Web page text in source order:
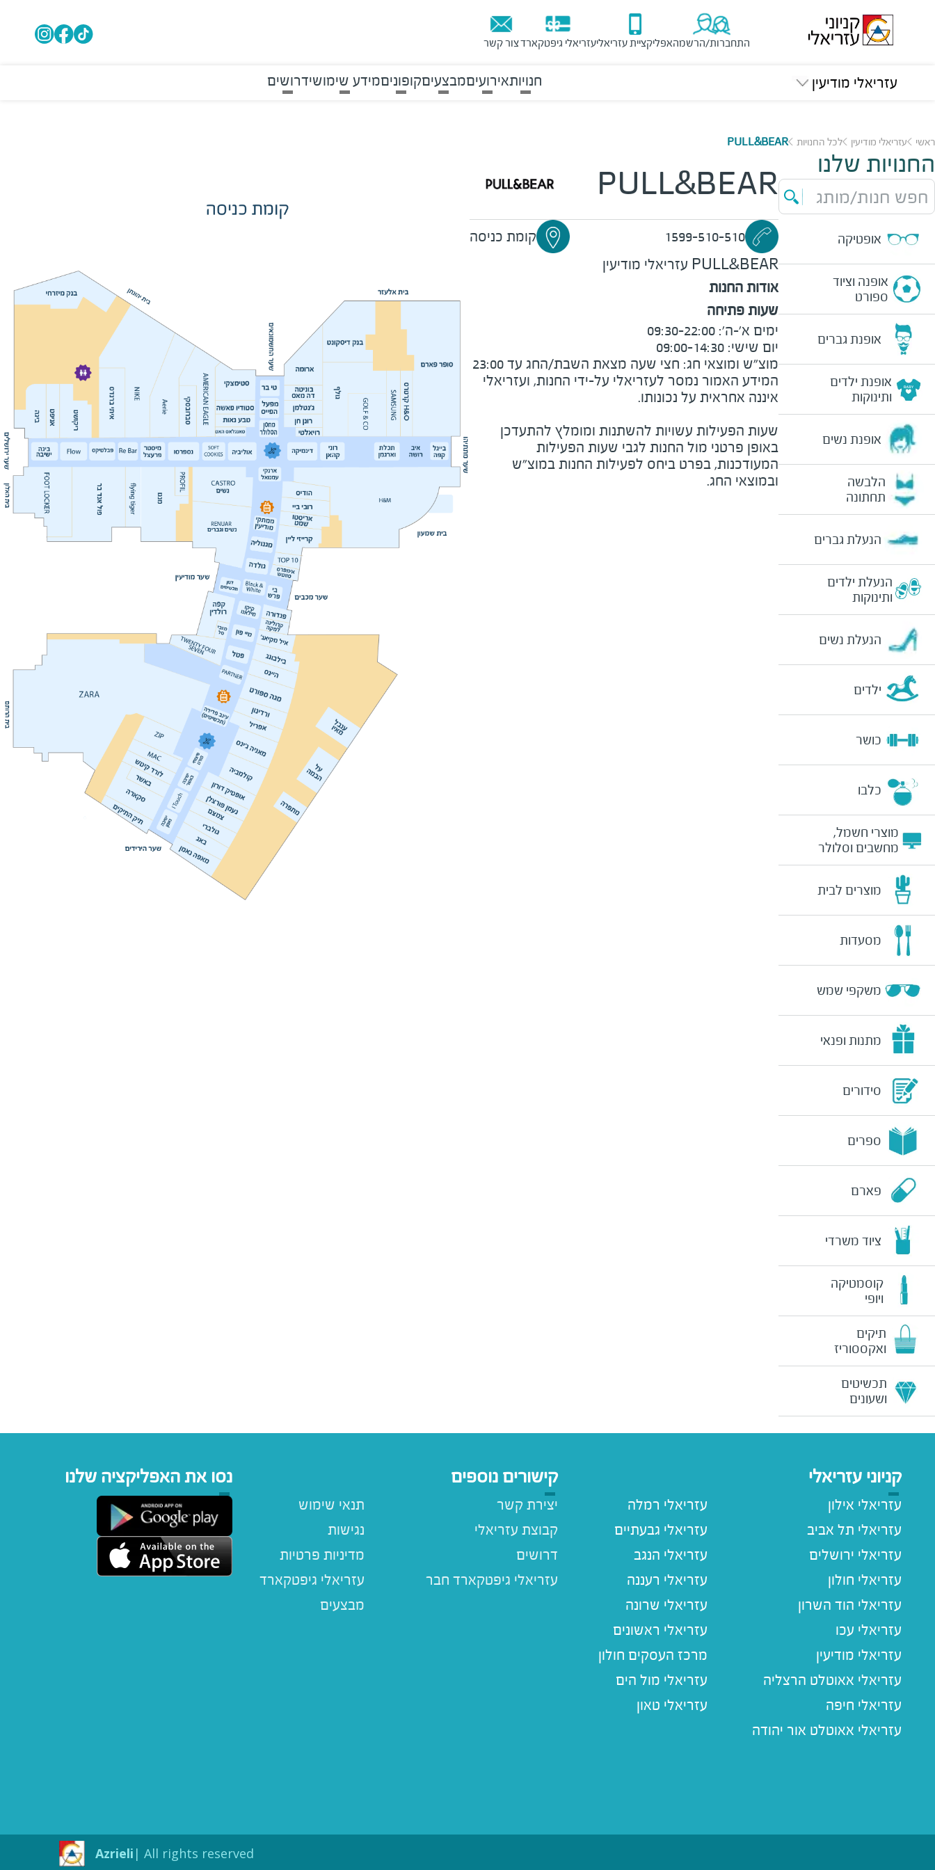
התחברות/הרשמהאפליקציית עזריאליעזריאלי גיפטקארדצור קשר
עזריאלי מודיעין חנויותאירועיםמבצעיםקופוניםמידע שימושידרושים
ראשי עזריאלי מודיעין לכל החנויות PULL&BEAR
החנויות שלנו
חפש חנות/מותג
אופטיקה
אופנה וציוד
ספורט
אופנת גברים
אופנת ילדים
ותינוקות
אופנת נשים
הלבשה
תחתונה
הנעלת גברים
הנעלת ילדים
ותינוקות
הנעלת נשים
ילדים
כושר
כלבו
מוצרי חשמל,
מחשבים וסלולר
מוצרים לבית
מסעדות
משקפי שמש
מתנות ופנאי
סידורים
ספרים
פארם
ציוד משרדי
קוסמטיקה
ויופי
תיקים
ואקססוריז
תכשיטים
ושעונים
PULL&BEAR
1599-510-510
קומת כניסה
PULL&BEAR עזריאלי מודיעין
אודות החנות
שעות פתיחה
מוצ"ש ומוצאי חג: חצי שעה מצאת השבת/החג עד 23:00
המידע האמור נמסר לעזריאלי על-ידי החנות, ועזריאלי
שעות הפעילות עשויות להשתנות ומומלץ להתעדכן
באופן פרטני מול החנות לגבי שעות הפעילות
המעודכנות, בפרט ביחס לפעילות החנות במוצ"ש
ובמוצאי החג.
קניוני עזריאלי
עזריאלי אילון
עזריאלי תל אביב
עזריאלי ירושלים
עזריאלי חולון
עזריאלי הוד השרון
עזריאלי עכו
עזריאלי מודיעין
עזריאלי אאוטלט הרצליה
עזריאלי חיפה
עזריאלי אאוטלט אור יהודה
עזריאלי רמלה
עזריאלי גבעתיים
עזריאלי הנגב
עזריאלי רעננה
עזריאלי שרונה
עזריאלי ראשונים
מרכז העסקים חולון
עזריאלי מול הים
עזריאלי טאון
קישורים נוספים
תנאי שימוש
נגישות
מדיניות פרטיות
עזריאלי גיפטקארד
מבצעים
יצירת קשר
קבוצת עזריאלי
דרושים
נסו את האפליקציה שלנו
All rights reserved |
Azrieli